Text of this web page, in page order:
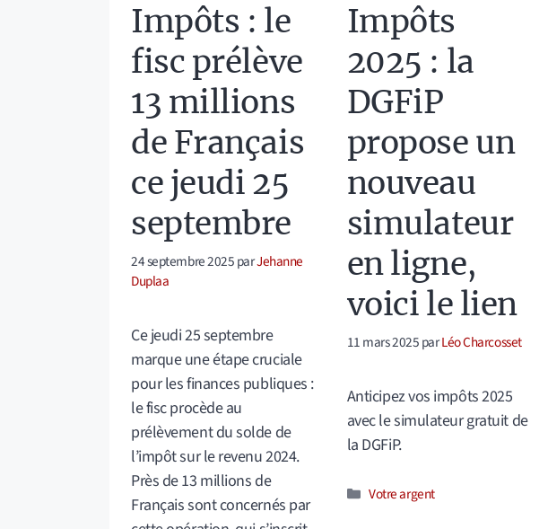
Impôts : le
fisc prélève
13 millions
de Français
ce jeudi 25
septembre
24 septembre 2025parJehanne
Duplaa
Ce jeudi 25 septembre
marque une étape cruciale
pour les finances publiques :
le fisc procède au
prélèvement du solde de
l’impôt sur le revenu 2024.
Près de 13 millions de
Français sont concernés par
Impôts
2025 : la
DGFiP
propose un
nouveau
simulateur
en ligne,
voici le lien
11 mars 2025parLéo Charcosset
Anticipez vos impôts 2025
avec le simulateur gratuit de
la DGFiP.
Catégories
Votre argent